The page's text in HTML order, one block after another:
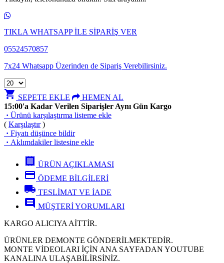
TIKLA WHATSAPP İLE SİPARİŞ VER
05524570857
7x24 Whatsapp Üzerinden de Sipariş Verebilirsiniz.
shopping_cart SEPETE EKLE
HEMEN AL
15:00'a Kadar Verilen Siparişler Aynı Gün Kargo
· Ürünü karşılaştırma listeme ekle
( Karşılaştır)
· Fiyatı düşünce bildir
· Aklımdakiler listesine ekle
receipt ÜRÜN AÇIKLAMASI
credit_card ÖDEME BİLGİLERİ
local_shipping TESLİMAT VE İADE
comment MÜŞTERİ YORUMLARI
KARGO ALICIYA AİTTİR.
ÜRÜNLER DEMONTE GÖNDERİLMEKTEDİR.
MONTE VİDEOLARI İÇİN ANA SAYFADAN YOUTUBE
KANALINA ULAŞABİLİRSİNİZ.